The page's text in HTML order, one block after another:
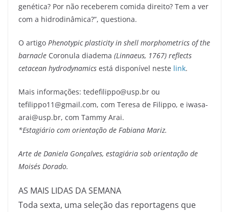
genética? Por não receberem comida direito? Tem a ver
com a hidrodinâmica?”, questiona.
O artigo Phenotypic plasticity in shell morphometrics of the
barnacle Coronula diadema (Linnaeus, 1767) reflects
cetacean hydrodynamics está disponível neste link.
Mais informações: tedefilippo@usp.br ou
tefilippo11@gmail.com, com Teresa de Filippo, e iwasa-
arai@usp.br, com Tammy Arai.
*Estagiário com orientação de Fabiana Mariz.
Arte de Daniela Gonçalves, estagiária sob orientação de
Moisés Dorado.
AS MAIS LIDAS DA SEMANA
Toda sexta, uma seleção das reportagens que